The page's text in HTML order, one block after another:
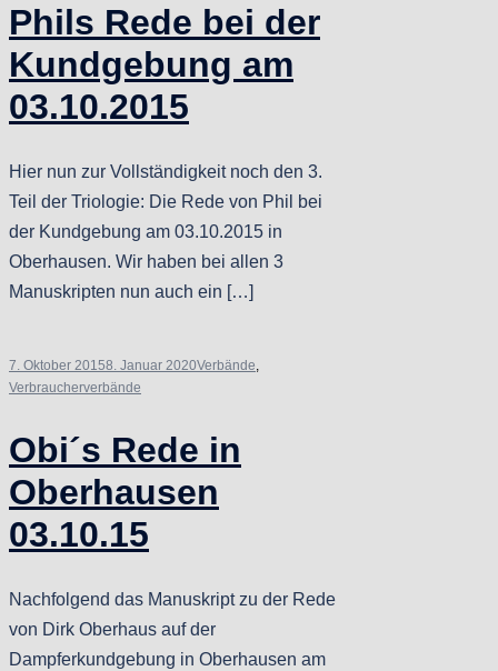
Phils Rede bei der
Kundgebung am
03.10.2015
Hier nun zur Vollständigkeit noch den 3.
Teil der Triologie: Die Rede von Phil bei
der Kundgebung am 03.10.2015 in
Oberhausen. Wir haben bei allen 3
Manuskripten nun auch ein […]
7. Oktober 20158. Januar 2020Verbände,
Verbraucherverbände
Obi´s Rede in
Oberhausen
03.10.15
Nachfolgend das Manuskript zu der Rede
von Dirk Oberhaus auf der
Dampferkundgebung in Oberhausen am